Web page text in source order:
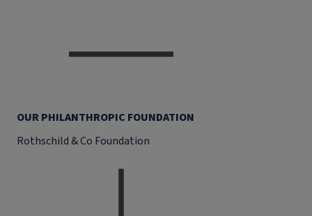
OUR PHILANTHROPIC FOUNDATION
Rothschild & Co Foundation